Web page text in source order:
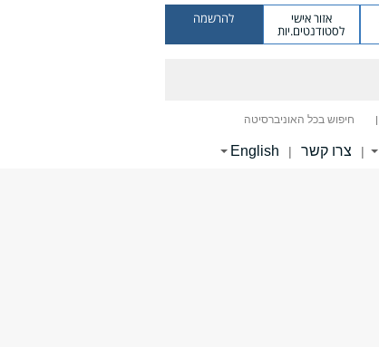
אזור אישי
לסטודנטים.יות
להרשמה
חיפוש בכל האוניברסיטה
| צרו קשר |
English